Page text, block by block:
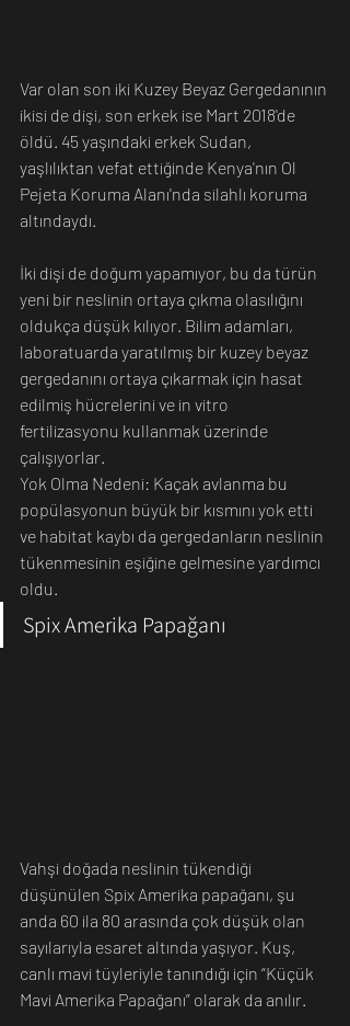
Var olan son iki Kuzey Beyaz Gergedanının
ikisi de dişi, son erkek ise Mart 2018'de
öldü. 45 yaşındaki erkek Sudan,
yaşlılıktan vefat ettiğinde Kenya'nın Ol
Pejeta Koruma Alanı'nda silahlı koruma
altındaydı.
İki dişi de doğum yapamıyor, bu da türün
yeni bir neslinin ortaya çıkma olasılığını
oldukça düşük kılıyor. Bilim adamları,
laboratuarda yaratılmış bir kuzey beyaz
gergedanını ortaya çıkarmak için hasat
edilmiş hücrelerini ve in vitro
fertilizasyonu kullanmak üzerinde
çalışıyorlar.
Yok Olma Nedeni: Kaçak avlanma bu
popülasyonun büyük bir kısmını yok etti
ve habitat kaybı da gergedanların neslinin
tükenmesinin eşiğine gelmesine yardımcı
oldu.
Spix Amerika Papağanı
Vahşi doğada neslinin tükendiği
düşünülen Spix Amerika papağanı, şu
anda 60 ila 80 arasında çok düşük olan
sayılarıyla esaret altında yaşıyor. Kuş,
canlı mavi tüyleriyle tanındığı için “Küçük
Mavi Amerika Papağanı” olarak da anılır.